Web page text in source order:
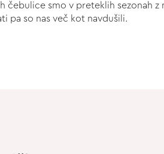
smo v preteklih sezonah
pa so nas več kot navdušili.